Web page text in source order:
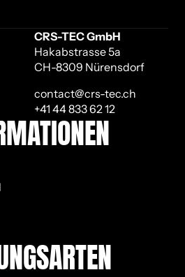
CRS-TEC GmbH
Hakabstrasse 5a
CH-8309 Nürensdorf
contact@crs-tec.ch
+41 44 833 62 12